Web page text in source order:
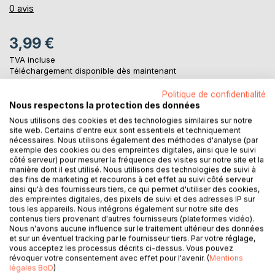
0%
0 avis
3,99 €
TVA incluse
Téléchargement disponible dès maintenant
AJOUTER AU PANIER
Ajouter à ma liste d'envies
Laisser un avis
DESCRIPTION
Politique de confidentialité
Nous respectons la protection des données
Nous utilisons des cookies et des technologies similaires sur notre
site web. Certains d'entre eux sont essentiels et techniquement
nécessaires. Nous utilisons également des méthodes d'analyse (par
exemple des cookies ou des empreintes digitales, ainsi que le suivi
côté serveur) pour mesurer la fréquence des visites sur notre site et la
manière dont il est utilisé. Nous utilisons des technologies de suivi à
des fins de marketing et recourons à cet effet au suivi côté serveur
ainsi qu'à des fournisseurs tiers, ce qui permet d'utiliser des cookies,
des empreintes digitales, des pixels de suivi et des adresses IP sur
tous les appareils. Nous intégrons également sur notre site des
contenus tiers provenant d'autres fournisseurs (plateformes vidéo).
Nous n'avons aucune influence sur le traitement ultérieur des données
et sur un éventuel tracking par le fournisseur tiers. Par votre réglage,
vous acceptez les processus décrits ci-dessus. Vous pouvez
révoquer votre consentement avec effet pour l'avenir. (Mentions
légales BoD)